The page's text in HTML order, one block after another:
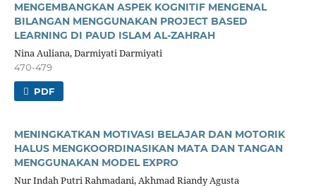
MENGEMBANGKAN ASPEK KOGNITIF MENGENAL
BILANGAN MENGGUNAKAN PROJECT BASED
LEARNING DI PAUD ISLAM AL-ZAHRAH
Nina Auliana, Darmiyati Darmiyati
470-479
PDF
MENINGKATKAN MOTIVASI BELAJAR DAN MOTORIK
HALUS MENGKOORDINASIKAN MATA DAN TANGAN
MENGGUNAKAN MODEL EXPRO
Nur Indah Putri Rahmadani, Akhmad Riandy Agusta